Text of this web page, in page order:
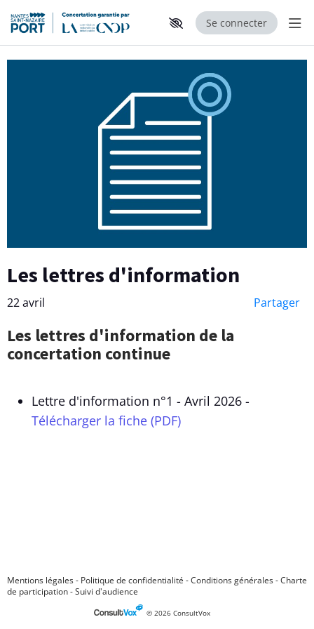
Aller au contenu principal
Paramètres d'accessibilité
Se connecter
Les lettres d'information
22 avril Partager
Les lettres d'information de la
concertation continue
Lettre d'information n°1 - Avril 2026 -
Télécharger la fiche (PDF)
© 2026 ConsultVox
Mentions légales- Politique de confidentialité -Conditions générales-Charte
de participation-Suivi d'audience